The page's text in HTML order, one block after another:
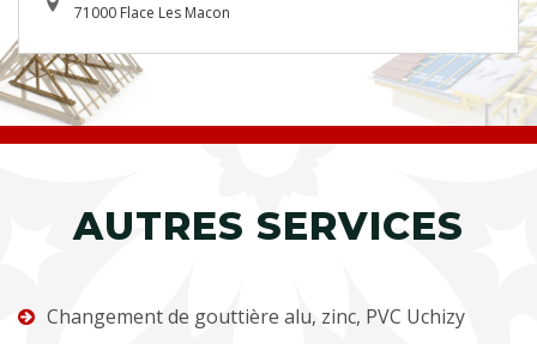
71000 Flace Les Macon
AUTRES SERVICES
Changement de gouttière alu, zinc, PVC Uchizy